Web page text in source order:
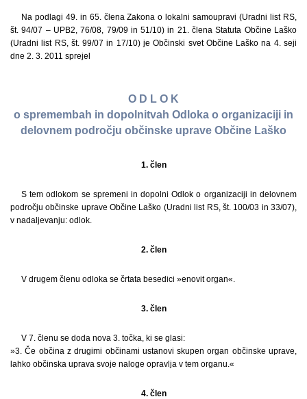
Na podlagi 49. in 65. člena Zakona o lokalni samoupravi (Uradni list RS,
št. 94/07 – UPB2, 76/08, 79/09 in 51/10) in 21. člena Statuta Občine Laško
(Uradni list RS, št. 99/07 in 17/10) je Občinski svet Občine Laško na 4. seji
dne 2. 3. 2011 sprejel
O D L O K
o spremembah in dopolnitvah Odloka o organizaciji in
delovnem področju občinske uprave Občine Laško
1. člen
S tem odlokom se spremeni in dopolni Odlok o organizaciji in delovnem
področju občinske uprave Občine Laško (Uradni list RS, št. 100/03 in 33/07),
v nadaljevanju: odlok.
2. člen
V drugem členu odloka se črtata besedici »enovit organ«.
3. člen
V 7. členu se doda nova 3. točka, ki se glasi:
»3. Če občina z drugimi občinami ustanovi skupen organ občinske uprave,
lahko občinska uprava svoje naloge opravlja v tem organu.«
4. člen